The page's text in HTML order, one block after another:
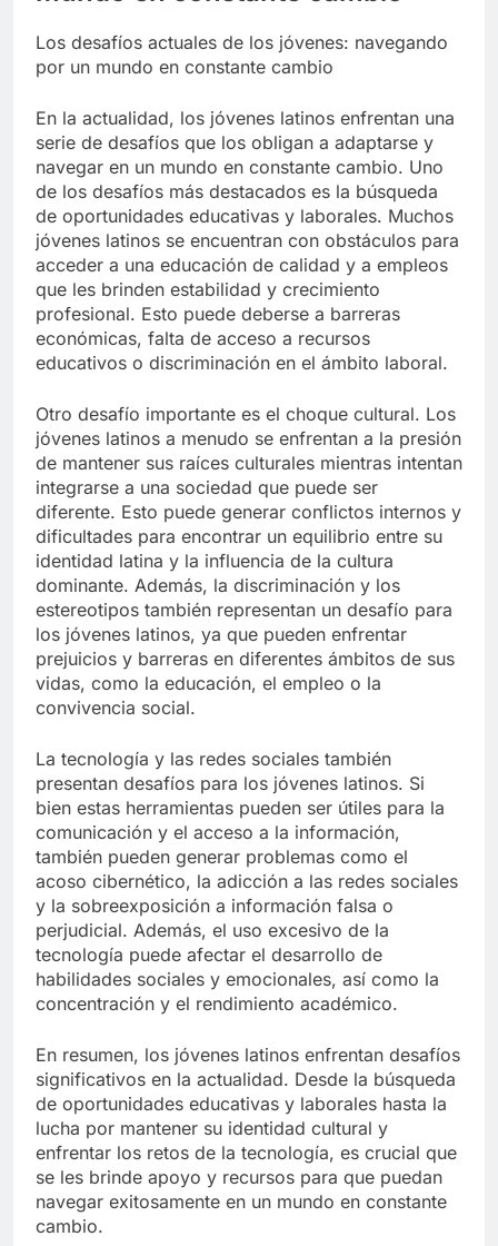
Los desafíos actuales de los jóvenes: navegando
por un mundo en constante cambio
En la actualidad, los jóvenes latinos enfrentan una
serie de desafíos que los obligan a adaptarse y
navegar en un mundo en constante cambio. Uno
de los desafíos más destacados es la búsqueda
de oportunidades educativas y laborales. Muchos
jóvenes latinos se encuentran con obstáculos para
acceder a una educación de calidad y a empleos
que les brinden estabilidad y crecimiento
profesional. Esto puede deberse a barreras
económicas, falta de acceso a recursos
educativos o discriminación en el ámbito laboral.
Otro desafío importante es el choque cultural. Los
jóvenes latinos a menudo se enfrentan a la presión
de mantener sus raíces culturales mientras intentan
integrarse a una sociedad que puede ser
diferente. Esto puede generar conflictos internos y
dificultades para encontrar un equilibrio entre su
identidad latina y la influencia de la cultura
dominante. Además, la discriminación y los
estereotipos también representan un desafío para
los jóvenes latinos, ya que pueden enfrentar
prejuicios y barreras en diferentes ámbitos de sus
vidas, como la educación, el empleo o la
convivencia social.
La tecnología y las redes sociales también
presentan desafíos para los jóvenes latinos. Si
bien estas herramientas pueden ser útiles para la
comunicación y el acceso a la información,
también pueden generar problemas como el
acoso cibernético, la adicción a las redes sociales
y la sobreexposición a información falsa o
perjudicial. Además, el uso excesivo de la
tecnología puede afectar el desarrollo de
habilidades sociales y emocionales, así como la
concentración y el rendimiento académico.
En resumen, los jóvenes latinos enfrentan desafíos
significativos en la actualidad. Desde la búsqueda
de oportunidades educativas y laborales hasta la
lucha por mantener su identidad cultural y
enfrentar los retos de la tecnología, es crucial que
se les brinde apoyo y recursos para que puedan
navegar exitosamente en un mundo en constante
cambio.